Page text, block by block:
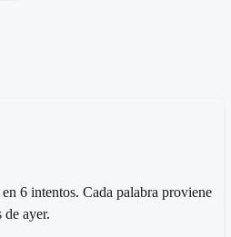
6 intentos. Cada palabra proviene
de ayer.